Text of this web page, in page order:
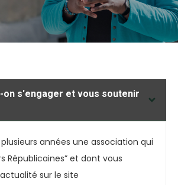
on s'engager et vous soutenir
plusieurs années une association qui
Républicaines” et dont vous
sur le site